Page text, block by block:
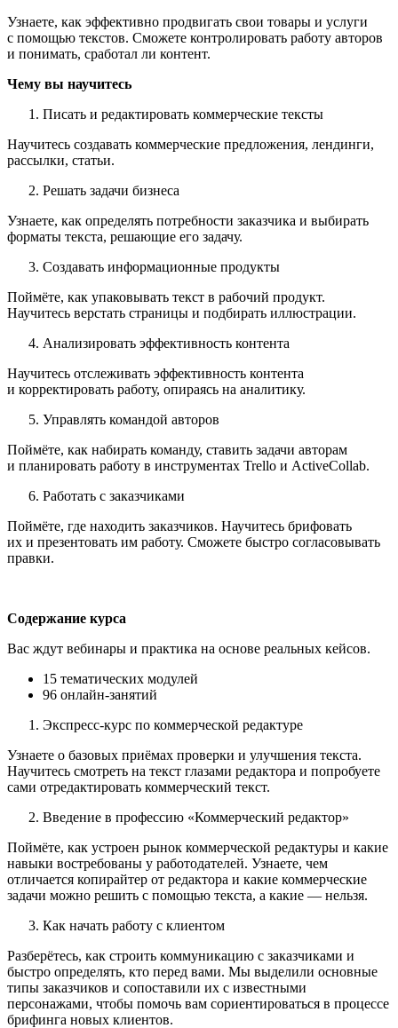
Узнаете, как эффективно продвигать свои товары и услуги
с помощью текстов. Сможете контролировать работу авторов
и понимать, сработал ли контент.
Чему вы научитесь
Писать и редактировать коммерческие тексты
Научитесь создавать коммерческие предложения, лендинги,
рассылки, статьи.
Решать задачи бизнеса
Узнаете, как определять потребности заказчика и выбирать
форматы текста, решающие его задачу.
Создавать информационные продукты
Поймёте, как упаковывать текст в рабочий продукт.
Научитесь верстать страницы и подбирать иллюстрации.
Анализировать эффективность контента
Научитесь отслеживать эффективность контента
и корректировать работу, опираясь на аналитику.
Управлять командой авторов
Поймёте, как набирать команду, ставить задачи авторам
и планировать работу в инструментах Trello и ActiveCollab.
Работать с заказчиками
Поймёте, где находить заказчиков. Научитесь брифовать
их и презентовать им работу. Сможете быстро согласовывать
правки.
Содержание курса
Вас ждут вебинары и практика на основе реальных кейсов.
15 тематических модулей
96 онлайн-занятий
Экспресс-курс по коммерческой редактуре
Узнаете о базовых приёмах проверки и улучшения текста.
Научитесь смотреть на текст глазами редактора и попробуете
сами отредактировать коммерческий текст.
Введение в профессию «Коммерческий редактор»
Поймёте, как устроен рынок коммерческой редактуры и какие
навыки востребованы у работодателей. Узнаете, чем
отличается копирайтер от редактора и какие коммерческие
задачи можно решить с помощью текста, а какие — нельзя.
Как начать работу с клиентом
Разберётесь, как строить коммуникацию с заказчиками и
быстро определять, кто перед вами. Мы выделили основные
типы заказчиков и сопоставили их с известными
персонажами, чтобы помочь вам сориентироваться в процессе
брифинга новых клиентов.